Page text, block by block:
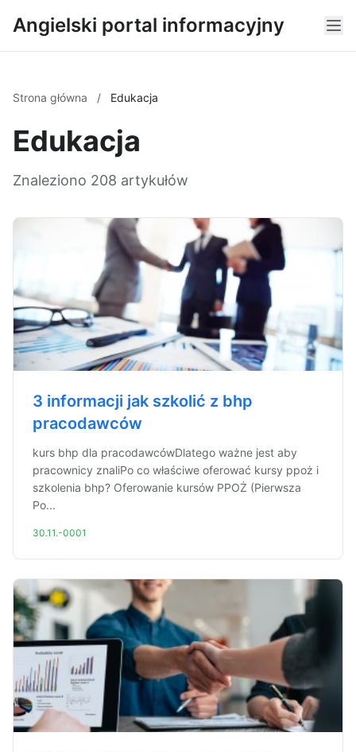
Angielski portal informacyjny
Strona główna / Edukacja
Edukacja
Znaleziono 208 artykułów
3 informacji jak szkolić z bhp
pracodawców
kurs bhp dla pracodawcówDlatego ważne jest aby
pracownicy znaliPo co właściwe oferować kursy ppoż i
szkolenia bhp? Oferowanie kursów PPOŻ (Pierwsza
Po...
30.11.-0001